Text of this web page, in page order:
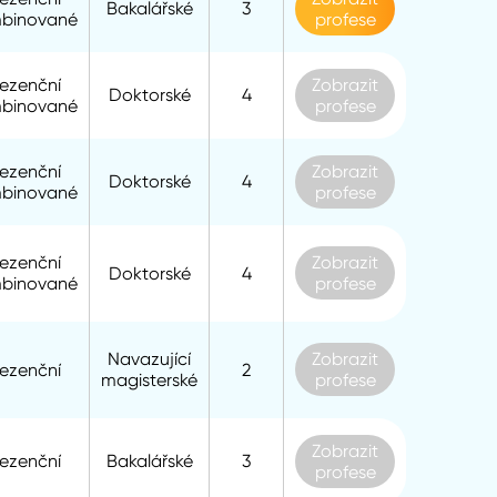
Bakalářské 3
profese
Doktorské 4
Zobrazit
profese
Doktorské 4
Zobrazit
profese
Doktorské 4
Zobrazit
profese
Navazující
magisterské
2
Zobrazit
profese
Bakalářské 3
Zobrazit
profese